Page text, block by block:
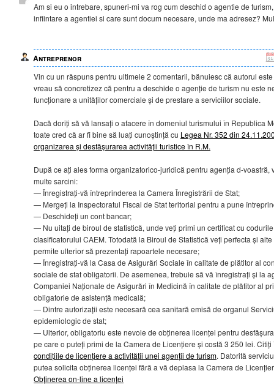
Am si eu o intrebare, spuneri-mi va rog cum deschid o agentie de
infiintare a agentiei si care sunt docum necesare, unde ma adresez?
Antreprenor
Vin cu un răspuns pentru ultimele 2 comentarii, bănuiesc că autorul
vreau să concretizez că pentru a deschide o agenție de turism nu este
funcționare a unităților comerciale și de prestare a serviciilor sociale.
Dacă doriți să vă lansați o afacere în domeniul turismului în Republica
toate cred că ar fi bine să luați cunoștință cu Legea Nr. 352 din
organizarea și desfășurarea activității turistice în R.M.
După ce ați ales forma organizatorico-juridică pentru agenția d-voastră,
multe sarcini:
— Înregistrați-vă întreprinderea la Camera Înregistrării de Stat;
— Mergeți la Inspectoratul Fiscal de Stat teritorial pentru a pune
— Deschideți un cont bancar;
— Nu uitați de biroul de statistică, unde veți primi un certificat cu
clasificatorului CAEM. Totodată la Biroul de Statistică veți perfecta și
permite ulterior să prezentați rapoartele necesare;
— Înregistrați-vă la Casa de Asigurări Sociale în calitate de plătitor al
sociale de stat obligatorii. De asemenea, trebuie să vă înregistrați și la
Companiei Naționale de Asigurări în Medicină în calitate de plătitor al
obligatorie de asistență medicală;
— Dintre autorizații este necesară cea sanitară emisă de organul
epidemiologic de stat;
— Ulterior, obligatoriu este nevoie de obținerea licenței pentru
pe care o puteți primi de la Camera de Licențiere și costă 3 250 lei.
condițiile de licențiere a activității unei agenții de turism. Datorită
putea solicita obținerea licenței fără a vă deplasa la Camera de
Obținerea on-line a licenței